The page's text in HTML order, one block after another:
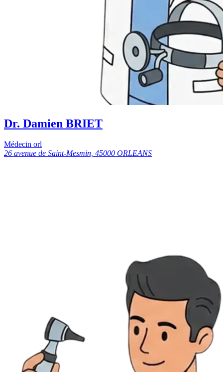
Dr. Damien BRIET
Médecin orl
26 avenue de Saint-Mesmin, 45000 ORLEANS